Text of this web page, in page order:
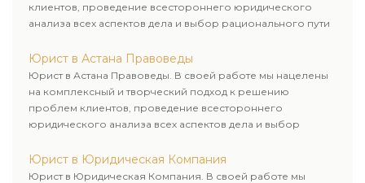
клиентов, проведение всестороннего юридического
анализа всех аспектов дела и выбор рационального пути
Юрист в Астана Правоведы
Юрист в Астана Правоведы. В своей работе мы нацелены
на комплексный и творческий подход к решению
проблем клиентов, проведение всестороннего
юридического анализа всех аспектов дела и выбор
Юрист в Юридическая Компания
Юрист в Юридическая Компания. В своей работе мы